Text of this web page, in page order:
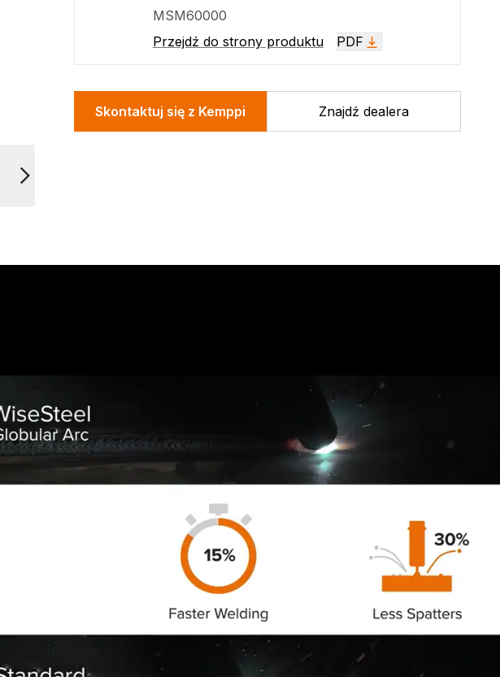
Funkcja WiseSteel wykorzystuje naprzemiennie
spoiny o regularnym wzorze przypominającym
rybie łuski.
MSM60000
Przejdź do strony produktu
PDF
Skontaktuj się z Kemppi Znajdź dealera